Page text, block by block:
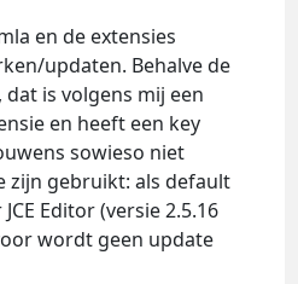
en de extensies
updaten. Behalve de
dat is volgens mij een
en heeft een key
sowieso niet
zijn gebruikt: als default
Editor (versie 2.5.16
wordt geen update